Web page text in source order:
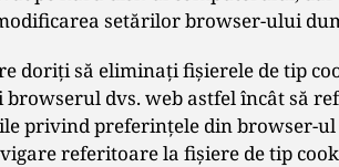
setărilor browser-ului
doriți să eliminați fișierele de tip
dvs. web astfel încât să
privind preferințele din browser-ul
referitoare la fișiere de tip